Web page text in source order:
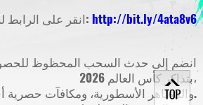
انقر على الرابط للانضمام:http://bit.ly/4ata8v6
انضم إلى حدث السحب المحظوظ
بتذاكر كأس العالم 2026،
والمظاهر الأسطورية، ومكافآت حصرية أخرى.